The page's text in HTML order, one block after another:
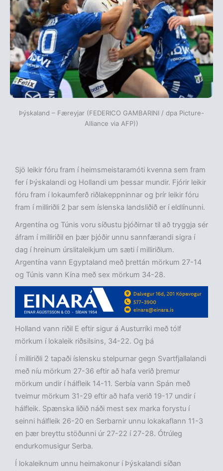
Þýskaland – Færeyjar (FEDERICO GAMBARINI / dpa Picture-
Alliance via AFP))
Sjö leikir fóru fram í heimsmeistaramóti kvenna sem fram
fer í Þýskalandi og Hollandi um þessar mundir. Fjórir leikir
fóru fram í lokaumferð riðlakeppninnar og þrír leikir fóru
fram í milliriðli 2 þar sem íslenska landsliðið er í eldlínunni.
Argentína og Túnis voru síðustu þjóðirnar til að tryggja sér
áfram í milliriðil en þær þjóðir unnu sannfærandi sigra í
dag í hreinum úrslitaleikjum um sæti í milliriðlum.
Argentína vann Egyptaland með þrettán mörkum 27-14
og Túnis vann Kína með sex mörkum 34-28.
Holland vann riðil E eftir sigur á Austurríki með tólf
mörkum í lokaleik riðsilsins, 34-22. Og þá
Í milliriðli 2 tapaði íslensku stelpurnar gegn Svartfjallalandi
með níu mörkum 27-36 eftir að hafa verið þremur
mörkum undir í hálfleik 14-11. Serbía vann Spán með
tveimur mörkum 31-29 eftir að hafa verið 19-17 undir í
hálfleik. Spænska liðið náði mest sex marka forystu í
seinni hálfleik 26-20 en Serbarnir unnu lokakaflann 11-3
en þær breyttu stöðunni úr 27-22 í 27-28. Ótrúleg
endurkomusigur Serba.
Í lokaleiknum unnu heimakonur í Þýskalandi síðan